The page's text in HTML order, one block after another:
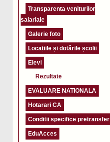
Transparenta veniturilor
salariale
Galerie foto
Locațiile și dotările școlii
Elevi
Rezultate
EVALUARE NATIONALA
Hotarari CA
Conditii specifice pretransfer
EduAcces